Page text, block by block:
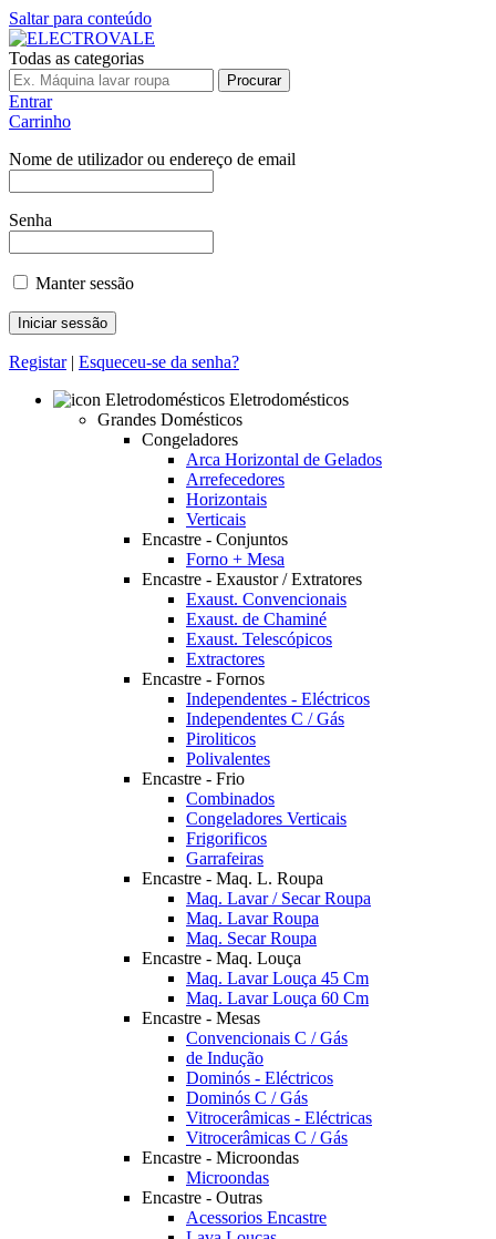
Saltar para conteúdo
Todas as categorias
Procurar
Entrar
Carrinho
Nome de utilizador ou endereço de email
Senha
Manter sessão
Registar| Esqueceu-se da senha?
Eletrodomésticos
Grandes Domésticos
Congeladores
Arca Horizontal de Gelados
Arrefecedores
Horizontais
Verticais
Encastre - Conjuntos
Forno + Mesa
Encastre - Exaustor / Extratores
Exaust. Convencionais
Exaust. de Chaminé
Exaust. Telescópicos
Extractores
Encastre - Fornos
Independentes - Eléctricos
Independentes C / Gás
Piroliticos
Polivalentes
Encastre - Frio
Combinados
Congeladores Verticais
Frigorificos
Garrafeiras
Encastre - Maq. L. Roupa
Maq. Lavar / Secar Roupa
Maq. Lavar Roupa
Maq. Secar Roupa
Encastre - Maq. Louça
Maq. Lavar Louça 45 Cm
Maq. Lavar Louça 60 Cm
Encastre - Mesas
Convencionais C / Gás
de Indução
Dominós - Eléctricos
Dominós C / Gás
Vitrocerâmicas - Eléctricas
Vitrocerâmicas C / Gás
Encastre - Microondas
Microondas
Encastre - Outras
Acessorios Encastre